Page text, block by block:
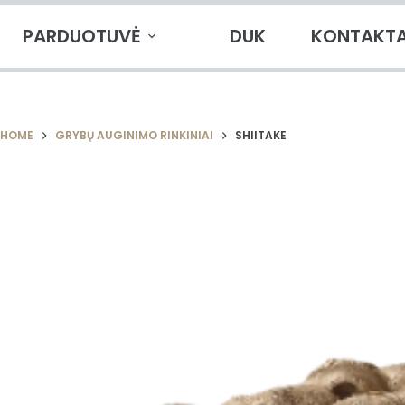
PARDUOTUVĖ DUK
HOME GRYBŲ AUGINIMO RINKINIAI SHIITAKE